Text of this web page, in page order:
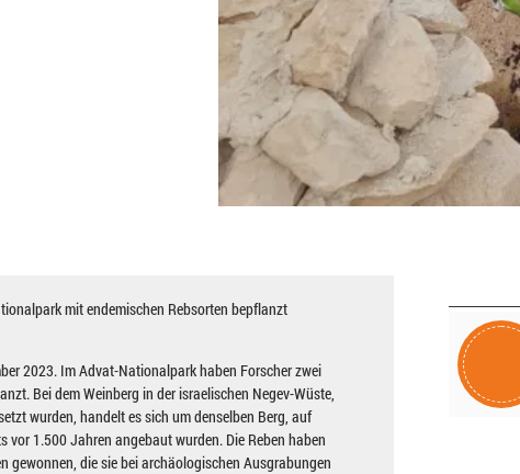
mit endemischen Rebsorten bepflanzt
2023. Im Advat-Nationalpark haben Forscher zwei
Bei dem Weinberg in der israelischen Negev-Wüste,
wurden, handelt es sich um denselben Berg, auf
vor 1.500 Jahren angebaut wurden. Die Reben haben
gewonnen, die sie bei archäologischen Ausgrabungen